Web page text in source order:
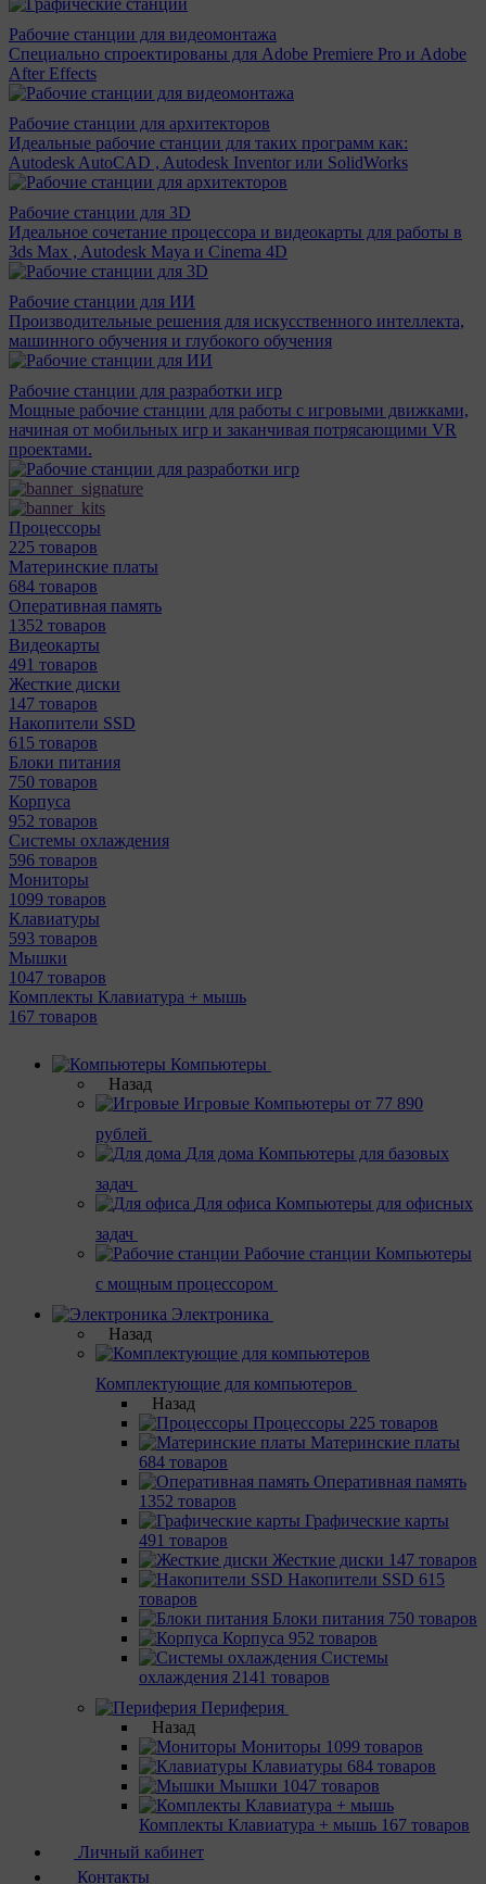
Рабочие станции для видеомонтажа
Специально спроектированы для Adobe Premiere Pro и Adobe
After Effects
Рабочие станции для архитекторов
Идеальные рабочие станции для таких программ как:
Autodesk AutoCAD , Autodesk Inventor или SolidWorks
Рабочие станции для 3D
Идеальное сочетание процессора и видеокарты для работы в
3ds Max , Autodesk Maya и Cinema 4D
Рабочие станции для ИИ
Производительные решения для искусственного интеллекта,
машинного обучения и глубокого обучения
Рабочие станции для разработки игр
Мощные рабочие станции для работы с игровыми движками,
начиная от мобильных игр и заканчивая потрясающими VR
проектами.
Процессоры
225 товаров
Материнcкие платы
684 товаров
Оперативная память
1352 товаров
Видеокарты
491 товаров
Жесткие диски
147 товаров
Накопители SSD
615 товаров
Блоки питания
750 товаров
Корпуса
952 товаров
Системы охлаждения
596 товаров
Мониторы
1099 товаров
Клавиатуры
593 товаров
Мышки
1047 товаров
Комплекты Клавиатура + мышь
167 товаров
Компьютеры
Назад
Игровые Компьютеры от 77 890
рублей
Для дома Компьютеры для базовых
задач
Для офиса Компьютеры для офисных
задач
Рабочие станции Компьютеры
с мощным процессором
Электроника
Назад
Комплектующие для компьютеров
Назад
Процессоры 225 товаров
Материнcкие платы
684 товаров
Оперативная память
1352 товаров
Графические карты
491 товаров
Жесткие диски 147 товаров
Накопители SSD 615
товаров
Блоки питания 750 товаров
Корпуса 952 товаров
Системы
охлаждения 2141 товаров
Периферия
Назад
Мониторы 1099 товаров
Клавиатуры 684 товаров
Мышки 1047 товаров
Комплекты Клавиатура + мышь 167 товаров
Личный кабинет
Контакты